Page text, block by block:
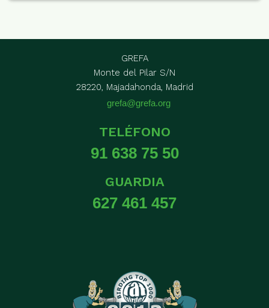
GREFA
Monte del Pilar S/N
28220, Majadahonda, Madrid
grefa@grefa.org
TELÉFONO
91 638 75 50
GUARDIA
627 461 457